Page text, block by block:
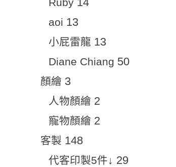
aoi 13
小屁雷龍 13
Diane Chiang 50
顏繪 3
人物顏繪 2
寵物顏繪 2
客製 148
代客印製5件↓ 29